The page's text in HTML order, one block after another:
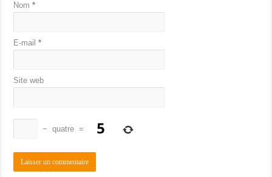
Nom*
E-mail*
Site web
− quatre =